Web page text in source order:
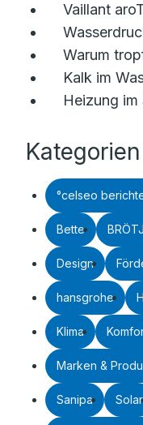
Vaillant
Warum
Kalk im
Heizung im
Kategorien
°celseo
Bette
Design
hansgrohe
Klima
Marken &
Sanipa Solar